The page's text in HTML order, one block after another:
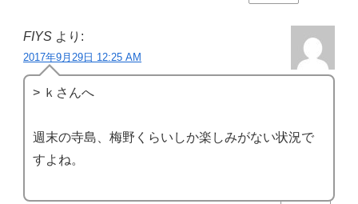
FIYS より:
2017年9月29日 12:25 AM
> ｋさんへ
週末の寺島、梅野くらいしか楽しみがない状況で
すよね。